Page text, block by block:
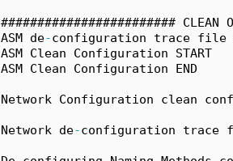
######################## CLEAN
ASM de-configuration trace file
ASM Clean Configuration START
ASM Clean Configuration END
Network Configuration clean
Network de-configuration trace